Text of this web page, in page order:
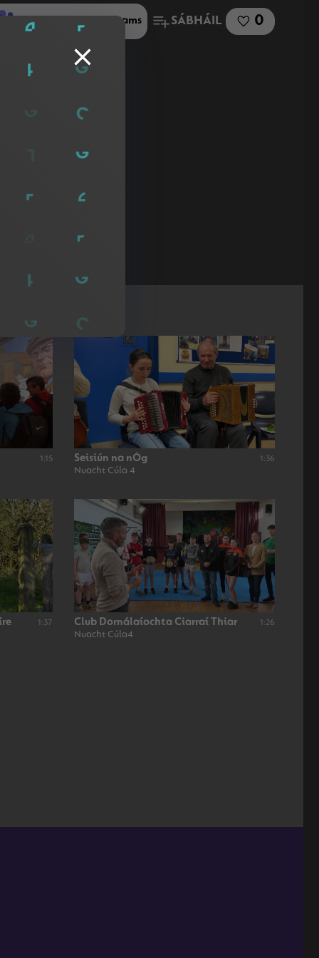
Roinn le Microsoft Teams SÁBHÁIL 0
1:15 Seisiún na nÓg
Nuacht Cúla 4
1:36
1:37 Club Dornálaíochta Ciarraí Thiar
Nuacht Cúla4
1:26